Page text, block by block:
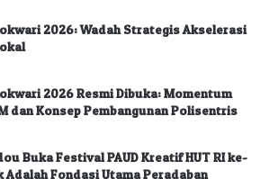
2026: Wadah Strategis Akselerasi
2026 Resmi Dibuka: Momentum
dan Konsep Pembangunan Polisentris
Buka Festival PAUD Kreatif HUT RI ke-
Adalah Fondasi Utama Peradaban